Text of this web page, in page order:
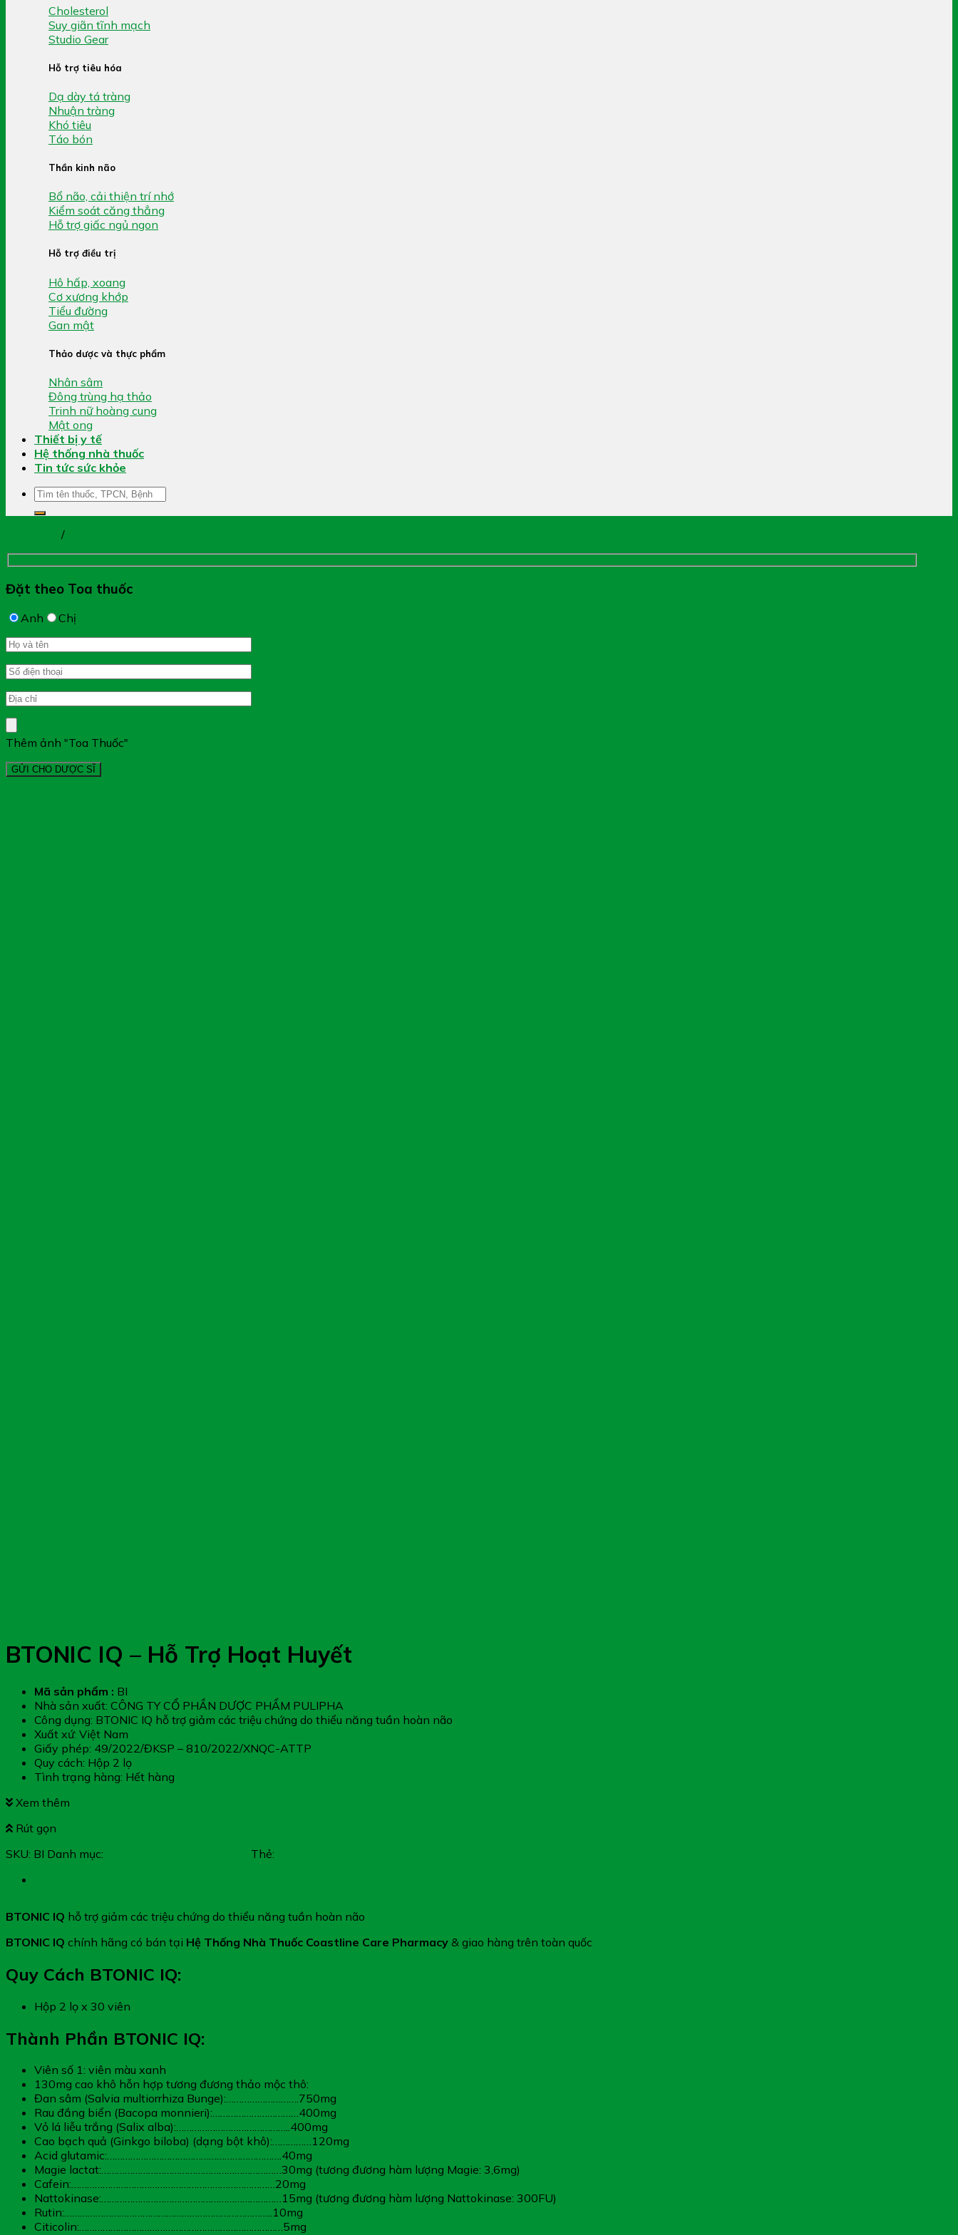
Cholesterol
Suy giãn tĩnh mạch
Studio Gear
Hỗ trợ tiêu hóa
Dạ dày tá tràng
Nhuận tràng
Khó tiêu
Táo bón
Thần kinh não
Bổ não, cải thiện trí nhớ
Kiểm soát căng thẳng
Hỗ trợ giấc ngủ ngon
Hỗ trợ điều trị
Hô hấp, xoang
Cơ xương khớp
Tiểu đường
Gan mật
Thảo dược và thực phẩm
Nhân sâm
Đông trùng hạ thảo
Trinh nữ hoàng cung
Mật ong
Thiết bị y tế
Hệ thống nhà thuốc
Tin tức sức khỏe
Tìm
kiếm:
/
Đặt theo Toa thuốc
Anh Chị
Thêm ảnh "Toa Thuốc"
BTONIC IQ – Hỗ Trợ Hoạt Huyết
Mã sản phẩm : BI
Nhà sản xuất: CÔNG TY CỔ PHẦN DƯỢC PHẨM PULIPHA
Công dụng: BTONIC IQ hỗ trợ giảm các triệu chứng do thiểu năng tuần hoàn não
Xuất xứ: Việt Nam
Giấy phép: 49/2022/ĐKSP – 810/2022/XNQC-ATTP
Quy cách: Hộp 2 lọ
Tình trạng hàng: Hết hàng
Xem thêm
Rút gọn
SKU: BI Danh mục: Thẻ:
BTONIC IQ hỗ trợ giảm các triệu chứng do thiểu năng tuần hoàn não
BTONIC IQ chính hãng có bán tại Hệ Thống Nhà Thuốc Coastline Care Pharmacy & giao hàng trên toàn quốc
Quy Cách BTONIC IQ:
Hộp 2 lọ x 30 viên
Thành Phần BTONIC IQ:
Viên số 1: viên màu xanh
130mg cao khô hỗn hợp tương đương thảo mộc thô:
Đan sâm (Salvia multiorrhiza Bunge):……………………….750mg
Rau đắng biển (Bacopa monnieri):……………………………400mg
Vỏ lá liễu trắng (Salix alba):……………………………………..400mg
Cao bạch quả (Ginkgo biloba) (dạng bột khô):……………120mg
Acid glutamic:………………………………………………………….40mg
Magie lactat:……………………………………………………………30mg (tương đương hàm lượng Magie: 3,6mg)
Cafein:……………………………………………………………………20mg
Nattokinase:……………………………………………………………15mg (tương đương hàm lượng Nattokinase: 300FU)
Rutin:……………………………………………………………………..10mg
Citicolin:……………………………………………………………………5mg